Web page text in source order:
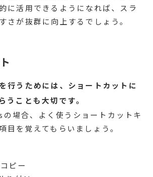
に活用できるようになれば、スラ
さが抜群に向上するでしょう。
行うためには、ショートカットに
うことも大切です。
場合、よく使うショートカットキ
目を覚えてもらいましょう。
ピー